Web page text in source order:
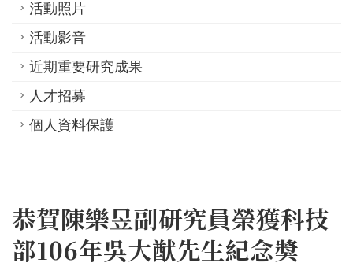
活動照片
活動影音
近期重要研究成果
人才招募
個人資料保護
恭賀陳樂昱副研究員榮獲科技
部106年吳大猷先生紀念獎